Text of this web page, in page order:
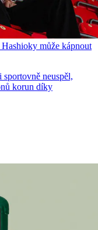
může kápnout
neuspěl,
korun díky